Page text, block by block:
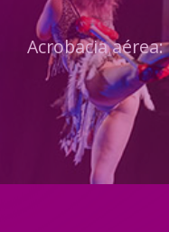
Acrobacia